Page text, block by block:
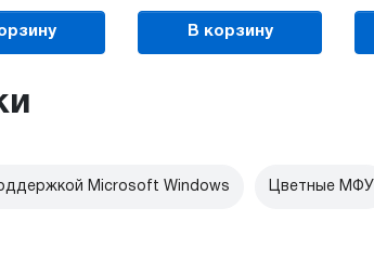
В корзину
Microsoft Windows Цветные МФУ